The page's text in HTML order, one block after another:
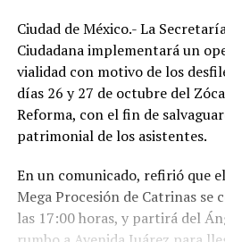
Ciudad de México.- La
Ciudadana implementará un
vialidad con motivo de los
días 26 y 27 de octubre del
Reforma, con el fin de
patrimonial de los asistentes.
En un comunicado, refirió que
Mega Procesión de Catrinas se
las 17:00 horas, y partirá del